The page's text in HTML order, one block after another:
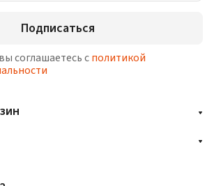
Подписаться
соглашаетесь сполитикой